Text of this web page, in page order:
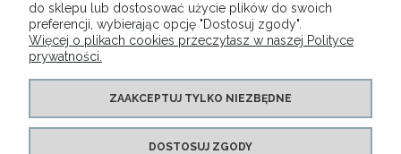
MENU
PŁATNOŚCI I DOSTAWA
do sklepu lub dostosować użycie plików do swoich
preferencji, wybierając opcję "Dostosuj zgody".
Więcej o plikach cookies przeczytasz w naszej Polityce
prywatności.
ZAAKCEPTUJ TYLKO NIEZBĘDNE
DOSTOSUJ ZGODY